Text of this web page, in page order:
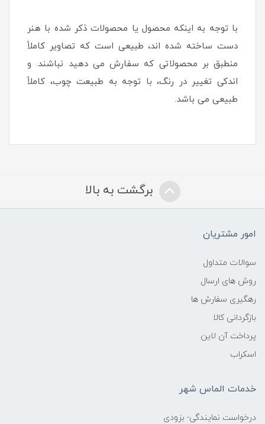
با توجه به اینکه محصول یا محصولات ذکر شده با هنر
دست ساخته شده اند، طبیعی است که تصاویر کاملاً
منطبق بر محصولاتی که سفارش می دهید نباشند. و
اندکی تغییر در رنگ، با توجه به طبیعت چوب، کاملاً
طبیعی می باشد.
برگشت به بالا
امور مشتریان
سوالات متداول
روش های ارسال
رهگیری سفارش ها
بازگردانی کالا
پرداخت آن لاین
اسکراب
خدمات الماس شهر
درخواست نمایندگی- بزودی